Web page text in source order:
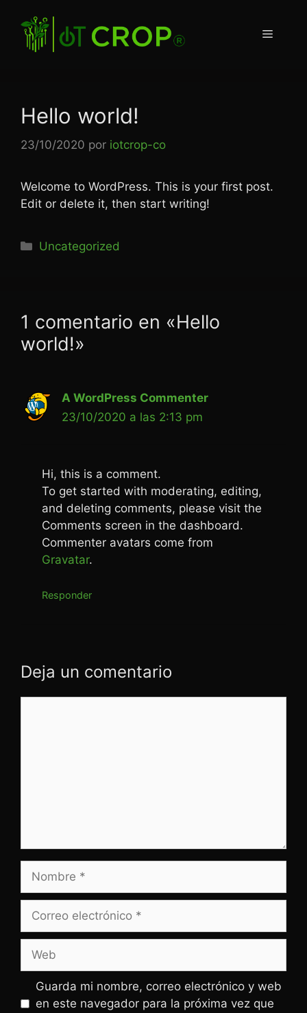
contenido
Menú
Hello world!
23/10/2020 por iotcrop-co
Welcome to WordPress. This is your first post.
Edit or delete it, then start writing!
Categorías
Uncategorized
1 comentario en «Hello
world!»
A WordPress Commenter
23/10/2020 a las 2:13 pm
Hi, this is a comment.
To get started with moderating, editing,
and deleting comments, please visit the
Comments screen in the dashboard.
Commenter avatars come from
Gravatar.
Responder
Deja un comentario
Nombre
Correo
Web
Guarda mi nombre, correo electrónico y web
en este navegador para la próxima vez que